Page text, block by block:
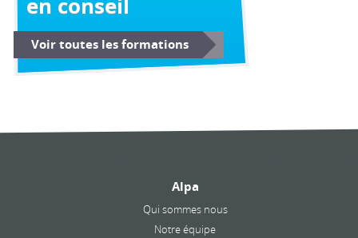
en conseil
Voir toutes les formations
Alpa
Qui sommes nous
Notre équipe